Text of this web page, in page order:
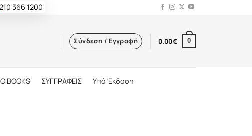
210 366 1200
Σύνδεση / Εγγραφή 0.00€ 0
BOOKS ΣΥΓΓΡΑΦΕΙΣ Υπό Έκδοση